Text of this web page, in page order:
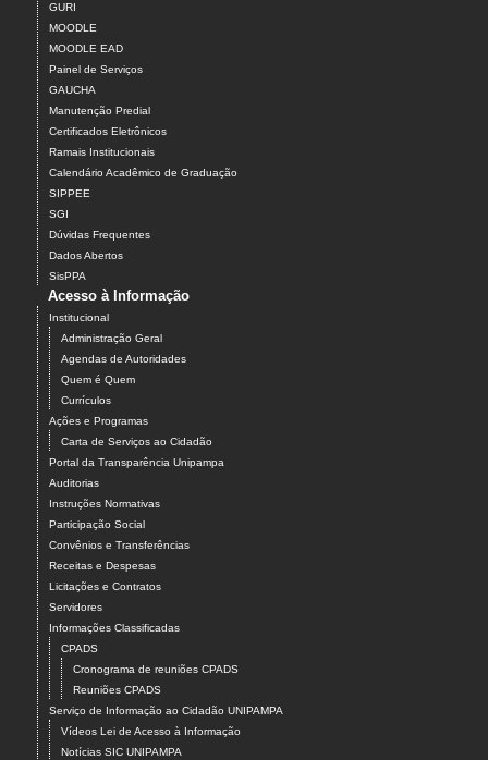
GURI
MOODLE
MOODLE EAD
Painel de Serviços
GAUCHA
Manutenção Predial
Certificados Eletrônicos
Ramais Institucionais
Calendário Acadêmico de Graduação
SIPPEE
SGI
Dúvidas Frequentes
Dados Abertos
SisPPA
Acesso à Informação
Institucional
Administração Geral
Agendas de Autoridades
Quem é Quem
Currículos
Ações e Programas
Carta de Serviços ao Cidadão
Portal da Transparência Unipampa
Auditorias
Instruções Normativas
Participação Social
Convênios e Transferências
Receitas e Despesas
Licitações e Contratos
Servidores
Informações Classificadas
CPADS
Cronograma de reuniões CPADS
Reuniões CPADS
Serviço de Informação ao Cidadão UNIPAMPA
Vídeos Lei de Acesso à Informação
Notícias SIC UNIPAMPA